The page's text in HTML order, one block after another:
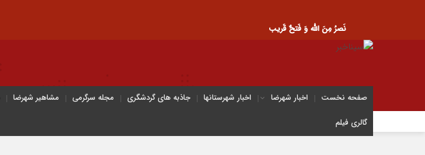
نَصرُ مِنَ الله وَ فَتحٌ قَریب
صفحه نخست اخبار شهرضا اخبار شهرستانها جاذبه های گردشگری مجله سرگرمی مشاهیر شهرضا
گالری فیلم
احداث